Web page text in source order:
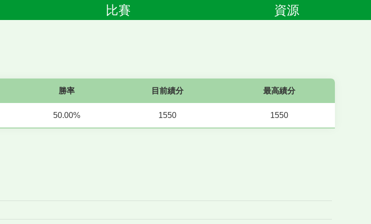
比賽 資源
勝率 目前績分 最高績分
50.00% 1550 1550